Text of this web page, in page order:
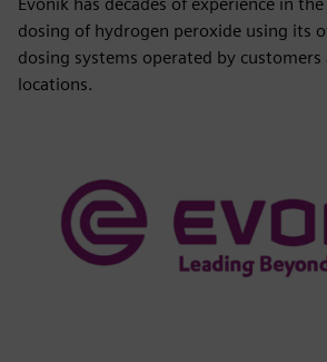
dosing of hydrogen peroxide using its
dosing systems operated by customers
locations.